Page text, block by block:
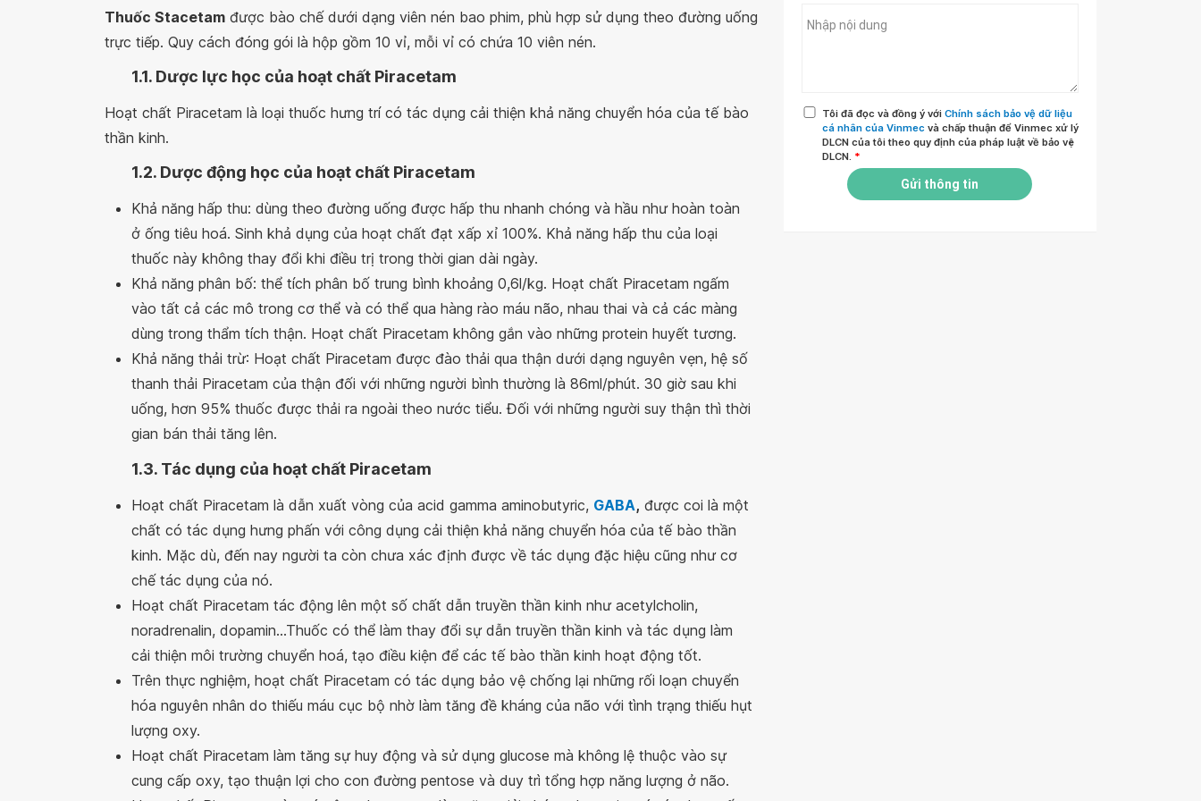
Thuốc Stacetam được bào chế dưới dạng viên nén bao phim, phù hợp sử dụng theo đường uống
trực tiếp. Quy cách đóng gói là hộp gồm 10 vỉ, mỗi vỉ có chứa 10 viên nén.
1.1. Dược lực học của hoạt chất Piracetam
Hoạt chất Piracetam là loại thuốc hưng trí có tác dụng cải thiện khả năng chuyển hóa của tế bào
thần kinh.
1.2. Dược động học của hoạt chất Piracetam
Khả năng hấp thu: dùng theo đường uống được hấp thu nhanh chóng và hầu như hoàn toàn
ở ống tiêu hoá. Sinh khả dụng của hoạt chất đạt xấp xỉ 100%. Khả năng hấp thu của loại
thuốc này không thay đổi khi điều trị trong thời gian dài ngày.
Khả năng phân bố: thể tích phân bố trung bình khoảng 0,6l/kg. Hoạt chất Piracetam ngấm
vào tất cả các mô trong cơ thể và có thể qua hàng rào máu não, nhau thai và cả các màng
dùng trong thẩm tích thận. Hoạt chất Piracetam không gắn vào những protein huyết tương.
Khả năng thải trừ: Hoạt chất Piracetam được đào thải qua thận dưới dạng nguyên vẹn, hệ số
thanh thải Piracetam của thận đối với những người bình thường là 86ml/phút. 30 giờ sau khi
uống, hơn 95% thuốc được thải ra ngoài theo nước tiểu. Đối với những người suy thận thì thời
gian bán thải tăng lên.
1.3. Tác dụng của hoạt chất Piracetam
Hoạt chất Piracetam là dẫn xuất vòng của acid gamma aminobutyric, GABA, được coi là một
chất có tác dụng hưng phấn với công dụng cải thiện khả năng chuyển hóa của tế bào thần
kinh. Mặc dù, đến nay người ta còn chưa xác định được về tác dụng đặc hiệu cũng như cơ
chế tác dụng của nó.
Hoạt chất Piracetam tác động lên một số chất dẫn truyền thần kinh như acetylcholin,
noradrenalin, dopamin...Thuốc có thể làm thay đổi sự dẫn truyền thần kinh và tác dụng làm
cải thiện môi trường chuyển hoá, tạo điều kiện để các tế bào thần kinh hoạt động tốt.
Trên thực nghiệm, hoạt chất Piracetam có tác dụng bảo vệ chống lại những rối loạn chuyển
hóa nguyên nhân do thiếu máu cục bộ nhờ làm tăng đề kháng của não với tình trạng thiếu hụt
lượng oxy.
Hoạt chất Piracetam làm tăng sự huy động và sử dụng glucose mà không lệ thuộc vào sự
cung cấp oxy, tạo thuận lợi cho con đường pentose và duy trì tổng hợp năng lượng ở não.
Tôi đã đọc và đồng ý với Chính sách bảo vệ dữ liệu
cá nhân của Vinmec và chấp thuận để Vinmec xử lý
DLCN của tôi theo quy định của pháp luật về bảo vệ
DLCN. *
Gửi thông tin